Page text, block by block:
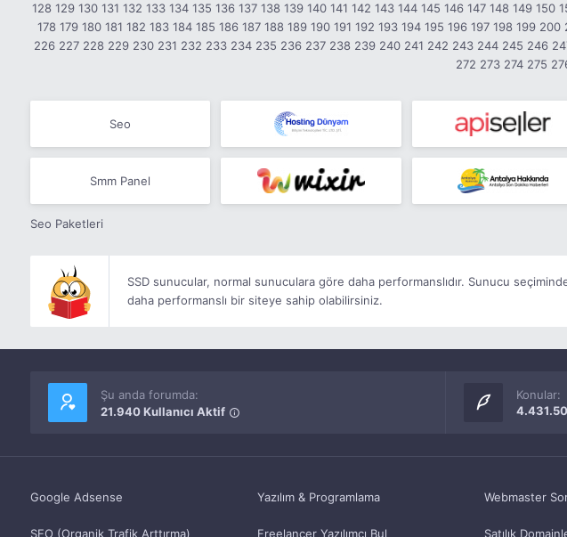
128 129 130 131 132 133 134 135 136 137 138 139 140 141 142 143 144 145 146 147 148 149 150
178 179 180 181 182 183 184 185 186 187 188 189 190 191 192 193 194 195 196 197 198 199 200
226 227 228 229 230 231 232 233 234 235 236 237 238 239 240 241 242 243 244 245 246
272 273 274 275
Seo
Smm Panel
Seo Paketleri
SSD sunucular, normal sunuculara göre daha performanslıdır. Sunucu
daha performanslı bir siteye sahip olabilirsiniz.
Şu anda forumda:
21.940 Kullanıcı Aktif
Konular:
Google Adsense
SEO (Organik Trafik Arttırma)
Yazılım & Programlama
Freelancer Yazılımcı Bul
Webmaster
Satılık